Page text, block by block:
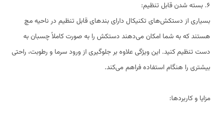
6. بسته شدن قابل تنظیم:
بسیاری از دستکش‌های تکنیکال دارای بندهای قابل تنظیم در ناحیه مچ
هستند که به شما امکان می‌دهند دستکش را به صورت کاملاً چسبان به
دست تنظیم کنید. این ویژگی علاوه بر جلوگیری از ورود سرما و رطوبت، راحتی
بیشتری را هنگام استفاده فراهم می‌کند.
مزایا و کاربردها: